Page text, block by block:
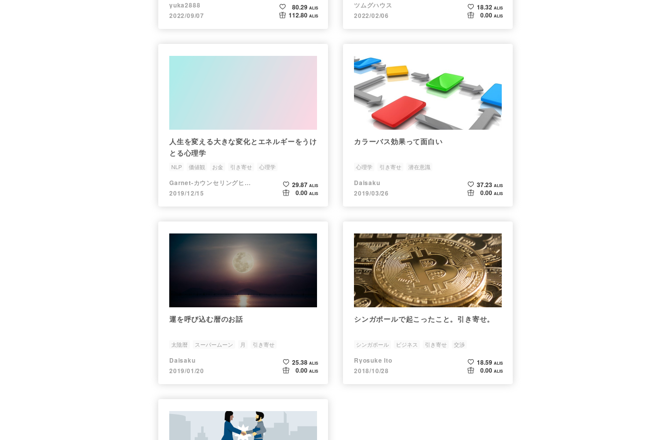
yuka2888
2022/09/07
80.29 ALIS
112.80 ALIS
ツムグハウス
2022/02/06
18.32 ALIS
0.00 ALIS
人生を変える大きな変化とエネルギーをうけ
とる心理学
NLP 価値観 お金 引き寄せ 心理学
Garnet-カウンセリングヒプノセラピー-
2019/12/15
29.87 ALIS
0.00 ALIS
カラーバス効果って面白い
心理学 引き寄せ 潜在意識
Daisaku
2019/03/26
37.23 ALIS
0.00 ALIS
運を呼び込む暦のお話
太陰暦 スーパームーン 月 引き寄せ
Daisaku
2019/01/20
25.38 ALIS
0.00 ALIS
シンガポールで起こったこと。引き寄せ。
シンガポール ビジネス 引き寄せ 交渉
Ryosuke Ito
2018/10/28
18.59 ALIS
0.00 ALIS